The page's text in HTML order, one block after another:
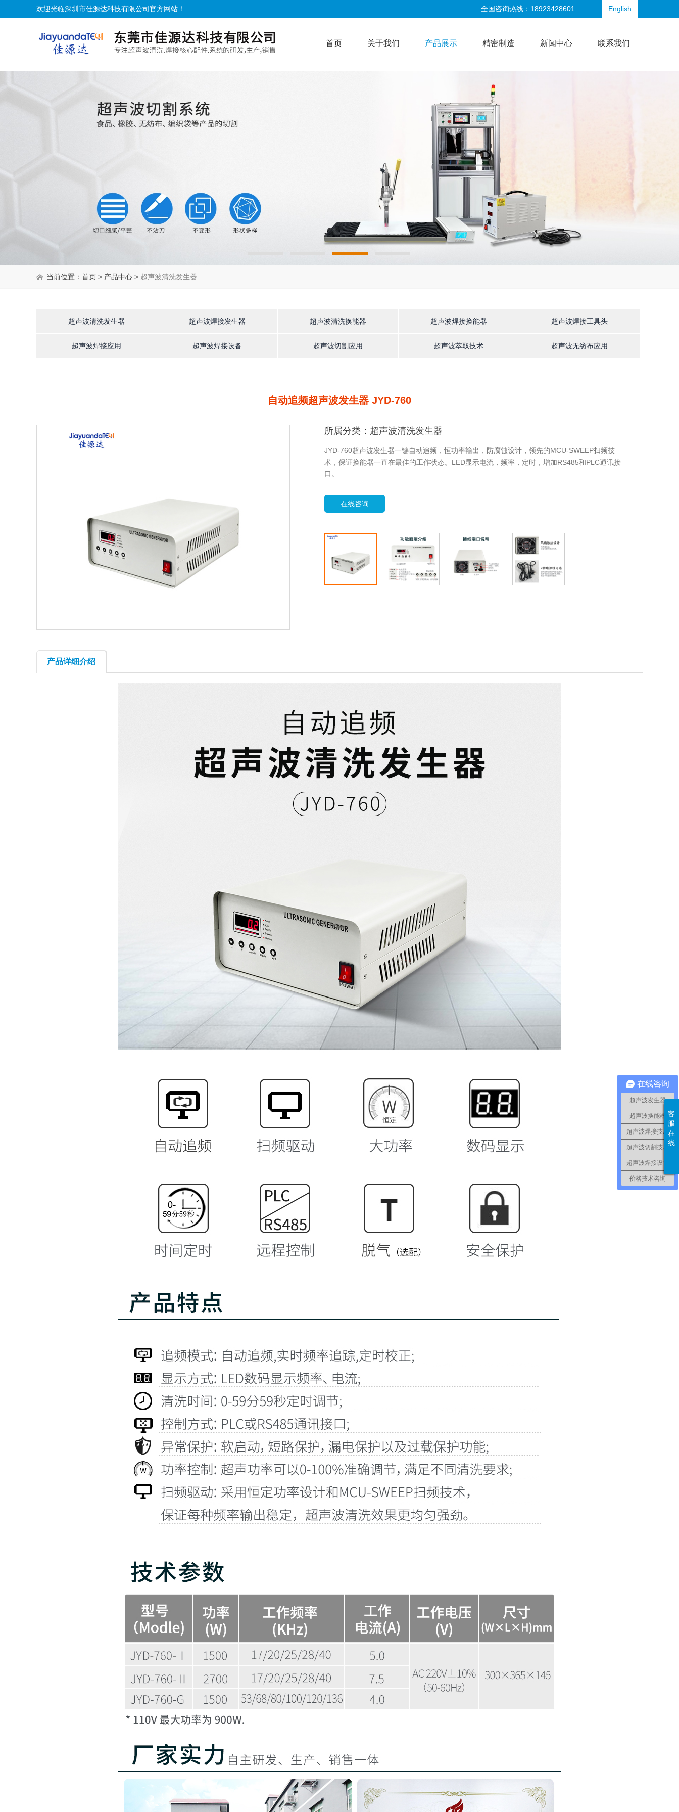
欢迎光临深圳市佳源达科技有限公司官方网站！ 全国咨询热线：18923428601 English
首页 关于我们 产品展示 精密制造 新闻中心 联系我们
当前位置： 首页 > 产品中心 > 超声波清洗发生器
超声波清洗发生器 超声波焊接发生器 超声波清洗换能器 超声波焊接换能器 超声波焊接工具头
超声波焊接应用 超声波焊接设备 超声波切割应用 超声波萃取技术 超声波无纺布应用
自动追频超声波发生器 JYD-760
所属分类： 超声波清洗发生器
JYD-760超声波发生器一键自动追频，恒功率输出，防腐蚀设计，领先的MCU-SWEEP扫频技
术，保证换能器一直在最佳的工作状态。LED显示电流，频率，定时，增加RS485和PLC通讯接
口。
在线咨询
产品详细介绍
客
服
在
线
在线咨询
超声波发生器
超声波换能器
超声波焊接技术
超声波切割技术
超声波焊接设备
价格技术咨询